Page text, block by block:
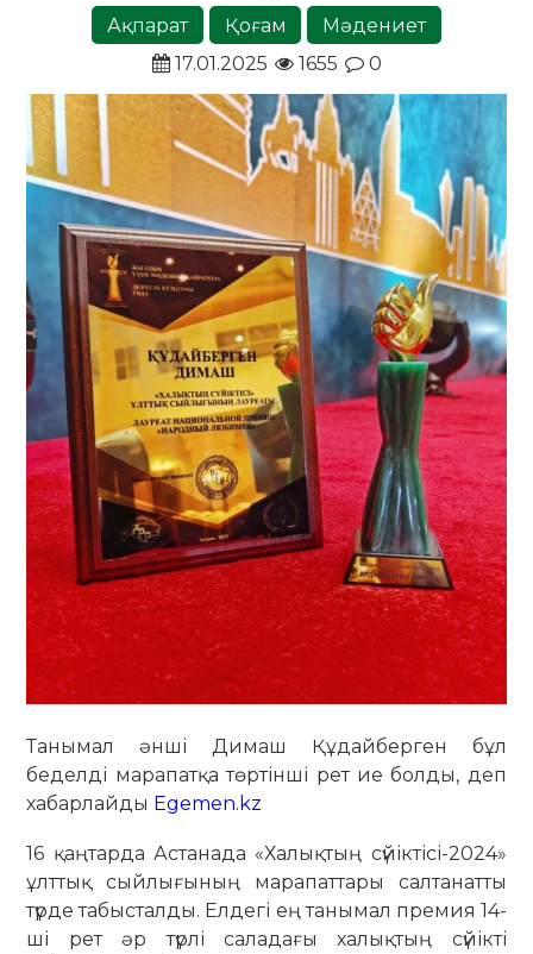
Ақпарат Қоғам
Мәдениет
17.01.2025
1655 0
Танымал әнші Димаш Құдайберген бұл
беделді марапатқа төртінші рет ие болды, деп
хабарлайды Egemen.kz
16 қаңтарда Астанада «Халықтың сүйіктісі-2024»
ұлттық сыйлығының марапаттары салтанатты
түрде табысталды. Елдегі ең танымал премия 14-
ші рет әр түрлі саладағы халықтың сүйікті